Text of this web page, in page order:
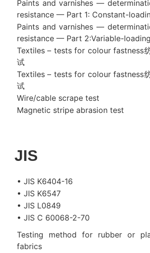
Paints and varnishes —
resistance — Part 1: Constant-
Paints and varnishes —
resistance — Part 2:Variable-
Textiles – tests for colour fastness
试
Textiles – tests for colour fastness
试
Wire/cable scrape test
Magnetic stripe abrasion test
JIS
• JIS K6404-16
• JIS K6547
• JIS L0849
• JIS C 60068-2-70
Testing method for rubber or
fabrics